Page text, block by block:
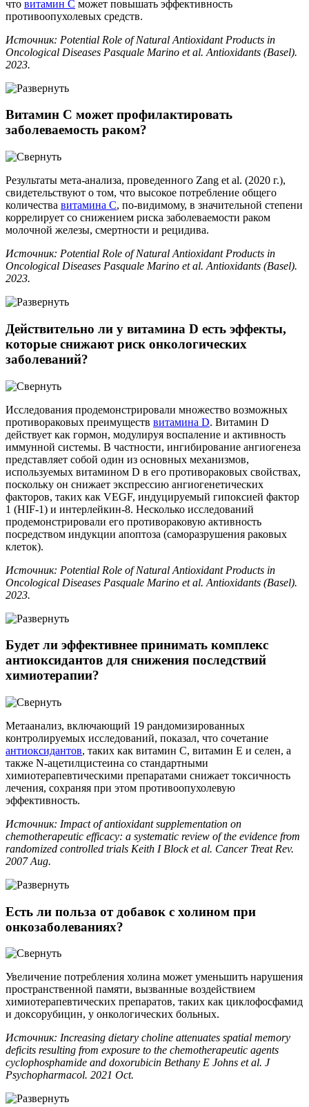
что витамин С может повышать эффективность
противоопухолевых средств.
Источник: Potential Role of Natural Antioxidant Products in
Oncological Diseases Pasquale Marino et al. Antioxidants (Basel).
2023.
Витамин С может профилактировать
заболеваемость раком?
Результаты мета-анализа, проведенного Zang et al. (2020 г.),
свидетельствуют о том, что высокое потребление общего
количества витамина С, по-видимому, в значительной степени
коррелирует со снижением риска заболеваемости раком
молочной железы, смертности и рецидива.
Источник: Potential Role of Natural Antioxidant Products in
Oncological Diseases Pasquale Marino et al. Antioxidants (Basel).
2023.
Действительно ли у витамина D есть эффекты,
которые снижают риск онкологических
заболеваний?
Исследования продемонстрировали множество возможных
противораковых преимуществ витамина D. Витамин D
действует как гормон, модулируя воспаление и активность
иммунной системы. В частности, ингибирование ангиогенеза
представляет собой один из основных механизмов,
используемых витамином D в его противораковых свойствах,
поскольку он снижает экспрессию ангиогенетических
факторов, таких как VEGF, индуцируемый гипоксией фактор
1 (HIF-1) и интерлейкин-8. Несколько исследований
продемонстрировали его противораковую активность
посредством индукции апоптоза (саморазрушения раковых
клеток).
Источник: Potential Role of Natural Antioxidant Products in
Oncological Diseases Pasquale Marino et al. Antioxidants (Basel).
2023.
Будет ли эффективнее принимать комплекс
антиоксидантов для снижения последствий
химиотерапии?
Метаанализ, включающий 19 рандомизированных
контролируемых исследований, показал, что сочетание
антиоксидантов, таких как витамин С, витамин Е и селен, а
также N-ацетилцистеина со стандартными
химиотерапевтическими препаратами снижает токсичность
лечения, сохраняя при этом противоопухолевую
эффективность.
Источник: Impact of antioxidant supplementation on
chemotherapeutic efficacy: a systematic review of the evidence from
randomized controlled trials Keith I Block et al. Cancer Treat Rev.
2007 Aug.
Есть ли польза от добавок с холином при
онкозаболеваниях?
Увеличение потребления холина может уменьшить нарушения
пространственной памяти, вызванные воздействием
химиотерапевтических препаратов, таких как циклофосфамид
и доксорубицин, у онкологических больных.
Источник: Increasing dietary choline attenuates spatial memory
deficits resulting from exposure to the chemotherapeutic agents
cyclophosphamide and doxorubicin Bethany E Johns et al. J
Psychopharmacol. 2021 Oct.